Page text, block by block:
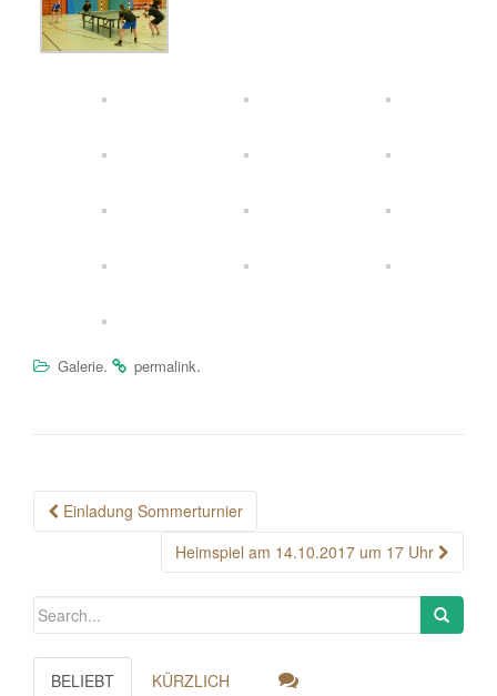
Galerie. permalink.
Post
navigation
Einladung Sommerturnier
Heimspiel am 14.10.2017 um 17 Uhr
BELIEBT KÜRZLICH